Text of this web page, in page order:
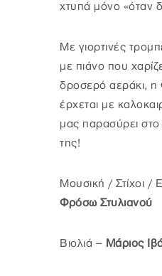
χτυπά μόνο «όταν
Με γιορτινές
με πιάνο που
δροσερό αεράκι, η
έρχεται με
μας παρασύρει
της!
Μουσική / Στίχοι /
Φρόσω Στυλιανού
Βιολιά – Μάριος